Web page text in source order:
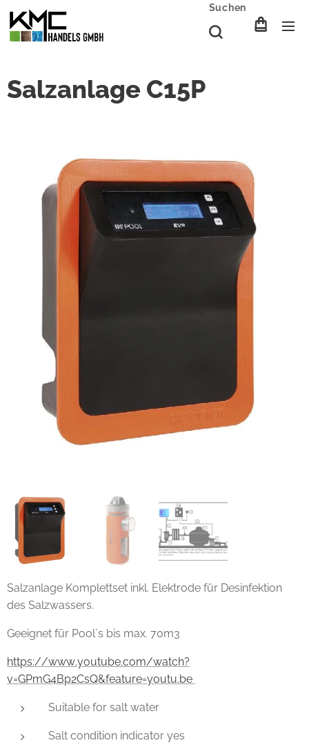
Suchen
Salzanlage C15P
Salzanlage Komplettset inkl. Elektrode für Desinfektion
des Salzwassers.
Geeignet für Pool´s bis max. 70m3
https://www.youtube.com/watch?
v=GPmG4Bp2CsQ&feature=youtu.be
Suitable for salt water
Salt condition indicator yes